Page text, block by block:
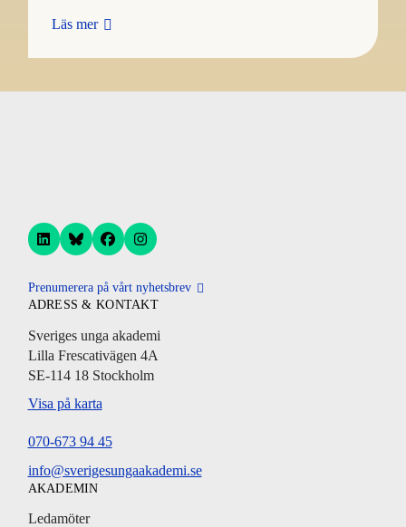
Läs mer
Prenumerera på vårt nyhetsbrev
ADRESS & KONTAKT
Sveriges unga akademi
Lilla Frescativägen 4A
SE-114 18 Stockholm
Visa på karta
070-673 94 45
info@sverigesungaakademi.se
AKADEMIN
Ledamöter